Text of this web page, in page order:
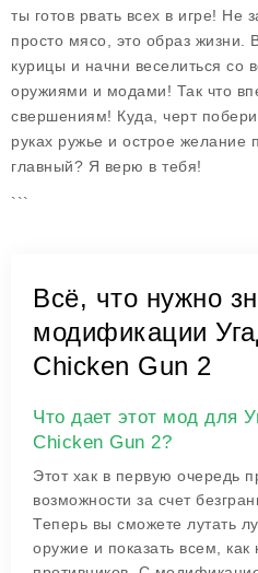
ты готов рвать всех в игре! Не
просто мясо, это образ жизни.
курицы и начни веселиться со
оружиями и модами! Так что
свершениям! Куда, черт
руках ружье и острое желание
главный? Я верю в тебя!
```
Всё, что нужно
модификации
Chicken Gun 2
Что дает этот мод для
Chicken Gun 2?
Этот хак в первую очередь
возможности за счет
Теперь вы сможете лутать
оружие и показать всем, как